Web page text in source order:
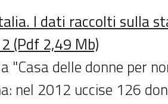
I dati raccolti sulla
(Pdf 2,49 Mb)
"Casa delle donne per
nel 2012 uccise 126